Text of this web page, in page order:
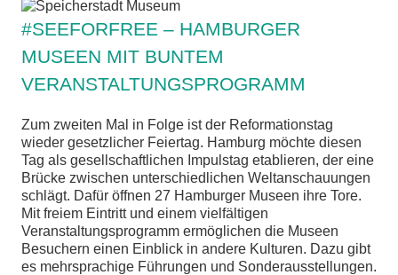
#SEEFORFREE – HAMBURGER
MUSEEN MIT BUNTEM
VERANSTALTUNGSPROGRAMM
Zum zweiten Mal in Folge ist der Reformationstag
wieder gesetzlicher Feiertag. Hamburg möchte diesen
Tag als gesellschaftlichen Impulstag etablieren, der eine
Brücke zwischen unterschiedlichen Weltanschauungen
schlägt. Dafür öffnen 27 Hamburger Museen ihre Tore.
Mit freiem Eintritt und einem vielfältigen
Veranstaltungsprogramm ermöglichen die Museen
Besuchern einen Einblick in andere Kulturen. Dazu gibt
es mehrsprachige Führungen und Sonderausstellungen.